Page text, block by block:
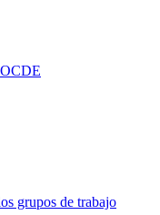
grupos de trabajo